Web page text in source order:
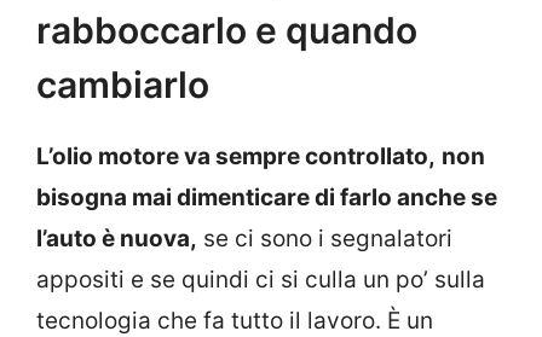
rabboccarlo e quando
cambiarlo
L’olio motore va sempre controllato, non
bisogna mai dimenticare di farlo anche se
l’auto è nuova, se ci sono i segnalatori
appositi e se quindi ci si culla un po’ sulla
tecnologia che fa tutto il lavoro. È un